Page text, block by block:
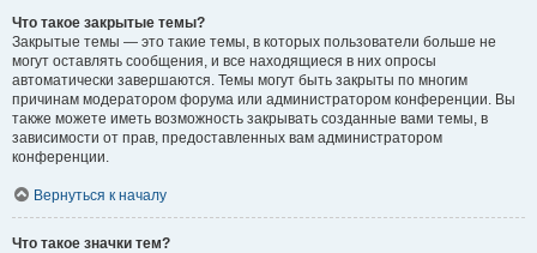
Что такое закрытые темы?
Закрытые темы — это такие темы, в которых пользователи больше не
могут оставлять сообщения, и все находящиеся в них опросы
автоматически завершаются. Темы могут быть закрыты по многим
причинам модератором форума или администратором конференции. Вы
также можете иметь возможность закрывать созданные вами темы, в
зависимости от прав, предоставленных вам администратором
конференции.
Вернуться к началу
Что такое значки тем?